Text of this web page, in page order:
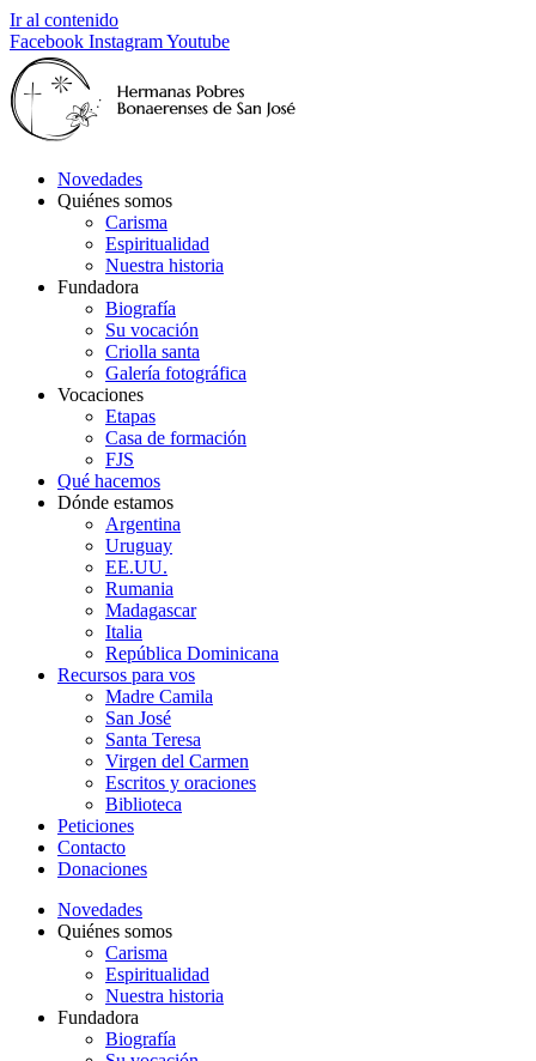
Ir al contenido
Facebook InstagramYoutube
Novedades
Quiénes somos
Carisma
Espiritualidad
Nuestra historia
Fundadora
Biografía
Su vocación
Criolla santa
Galería fotográfica
Vocaciones
Etapas
Casa de formación
FJS
Qué hacemos
Dónde estamos
Argentina
Uruguay
EE.UU.
Rumania
Madagascar
Italia
República Dominicana
Recursos para vos
Madre Camila
San José
Santa Teresa
Virgen del Carmen
Escritos y oraciones
Biblioteca
Peticiones
Contacto
Donaciones
Novedades
Quiénes somos
Carisma
Espiritualidad
Nuestra historia
Fundadora
Biografía